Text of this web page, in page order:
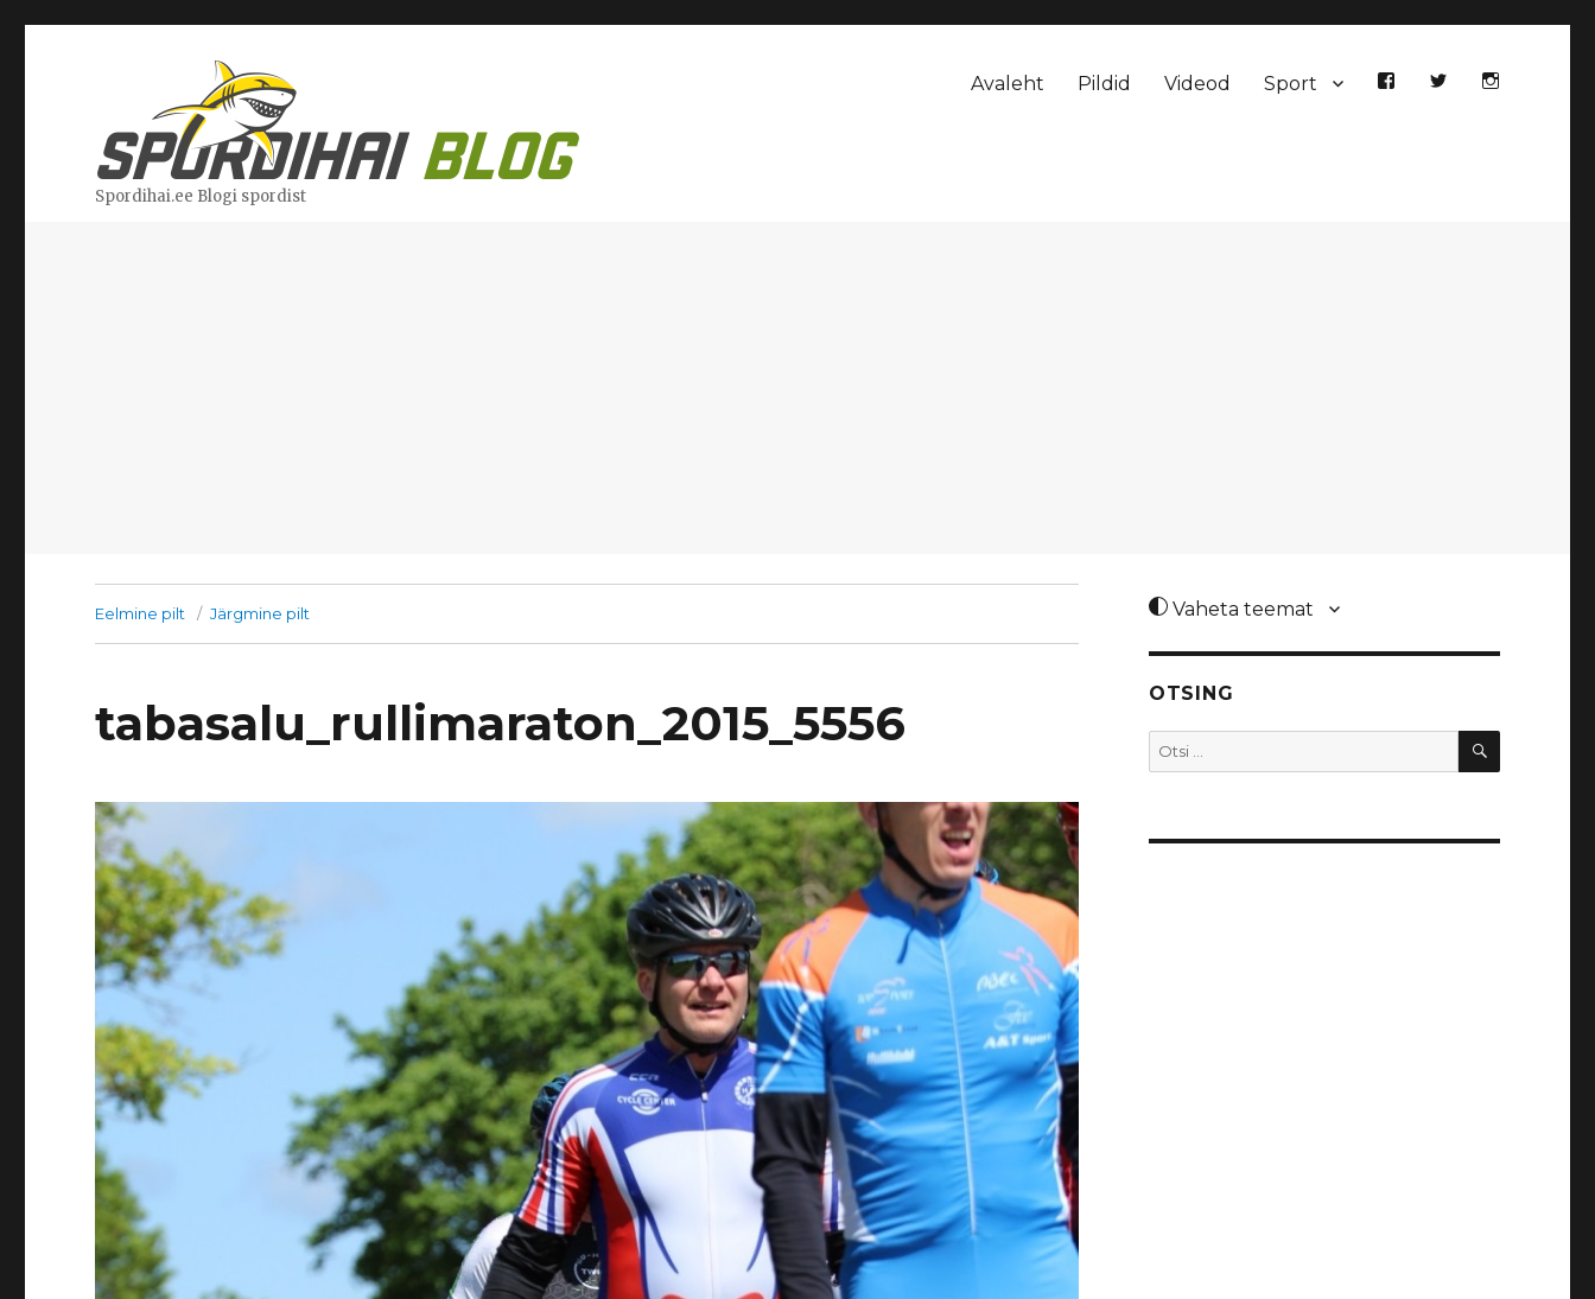
Spordihai.ee Blogi spordist
Avaleht Pildid Videod Sport
Eelmine pilt Järgmine pilt
tabasalu_rullimaraton_2015_5556
Vaheta teemat
OTSING
Otsi: OTSI